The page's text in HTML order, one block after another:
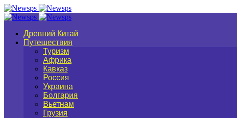
Древний Китай
Путешествия
Туризм
Африка
Кавказ
Россия
Украина
Болгария
Вьетнам
Грузия